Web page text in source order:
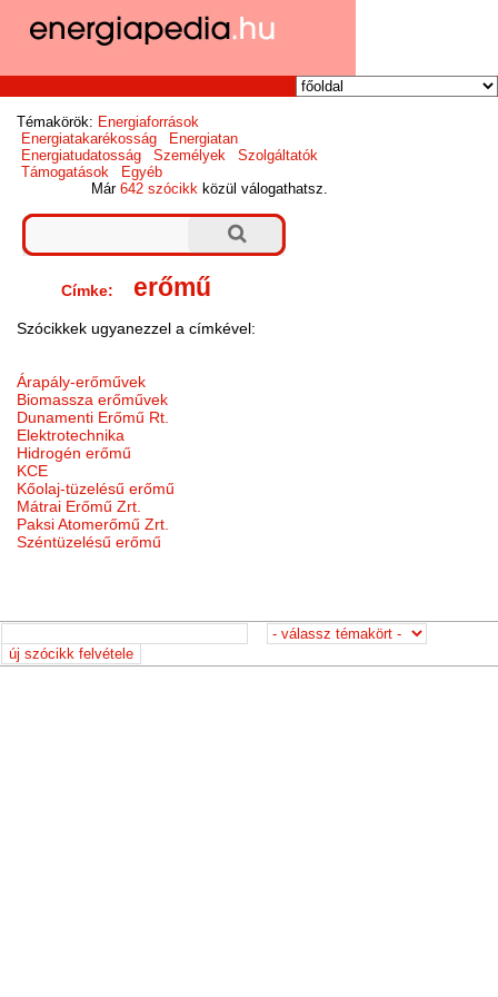
Témakörök: Energiaforrások
Energiatakarékosság
Energiatan
Energiatudatosság
Személyek
Szolgáltatók
Támogatások
Egyéb
Már642 szócikk közül válogathatsz.
Címke: erőmű
Szócikkek ugyanezzel a címkével:
Árapály-erőművek
Biomassza erőművek
Dunamenti Erőmű Rt.
Elektrotechnika
Hidrogén erőmű
KCE
Kőolaj-tüzelésű erőmű
Mátrai Erőmű Zrt.
Paksi Atomerőmű Zrt.
Széntüzelésű erőmű